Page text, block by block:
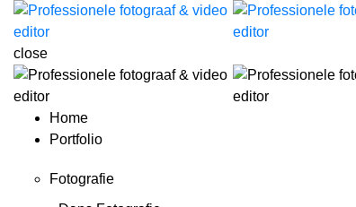
close
Home
Portfolio
Fotografie